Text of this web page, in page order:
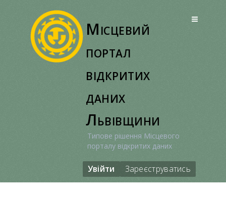
Місцевий
портал
відкритих
даних
Львівщини
Типове рішення Місцевого
порталу відкритих даних
Увійти Зареєструватись